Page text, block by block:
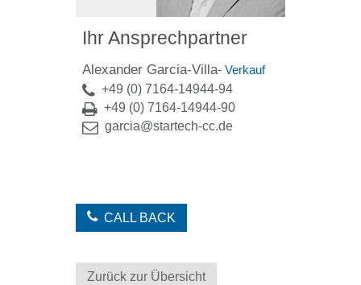
Ihr Ansprechpartner
Alexander Garcia-Villa- Verkauf
+49 (0) 7164-14944-94
+49 (0) 7164-14944-90
garcia@startech-cc.de
CALL BACK
Zurück zur Übersicht